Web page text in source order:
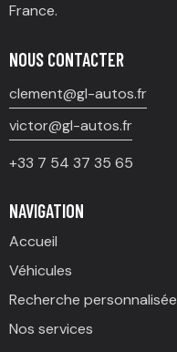
France.
NOUS CONTACTER
clement@gl-autos.fr
victor@gl-autos.fr
+33 7 54 37 35 65
NAVIGATION
Accueil
Véhicules
Recherche personnalisée
Nos services